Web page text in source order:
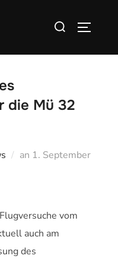
Suchen
die Mü 32
an Veröffentlicht
1. September
vom
auch am
des